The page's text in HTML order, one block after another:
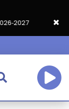
Grand café de